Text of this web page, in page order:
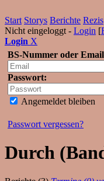
Start Storys Berichte Rezis
Nicht eingeloggt - Login [
Login X
BS-Nummer oder
Passwort:
Angemeldet bleiben
Passwort vergessen?
Durch